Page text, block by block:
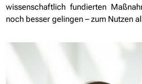
wissenschaftlich fundierten
noch besser gelingen – zum Nutzen